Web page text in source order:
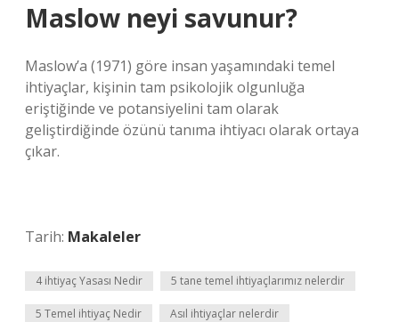
Maslow neyi savunur?
Maslow’a (1971) göre insan yaşamındaki temel
ihtiyaçlar, kişinin tam psikolojik olgunluğa
eriştiğinde ve potansiyelini tam olarak
geliştirdiğinde özünü tanıma ihtiyacı olarak ortaya
çıkar.
Tarih: Makaleler
4 ihtiyaç Yasası Nedir 5 tane temel ihtiyaçlarımız nelerdir
5 Temel ihtiyaç Nedir Asıl ihtiyaçlar nelerdir